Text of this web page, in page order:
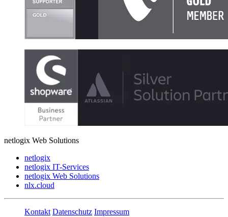
netlogix Web Solutions
netlogix
netlogix IT-Services
netlogix Web Solutions
nlx.cloud
Kontakt Datenschutz Impressum